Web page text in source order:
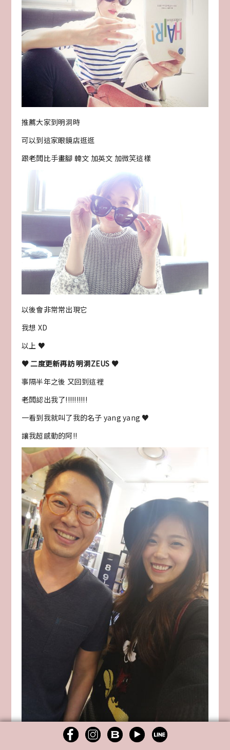
推薦大家到明洞時
可以到這家眼鏡店逛逛
跟老闆比手畫腳 韓文 加英文 加微笑這樣
以後會非常常出現它
我想 XD
以上 ♥
♥ 二度更新再訪 明洞ZEUS ♥
事隔半年之後 又回到這裡
老闆認出我了!!!!!!!!!!
一看到我就叫了我的名子 yang yang ♥
讓我超感動的阿!!
原來因為這篇文章發表後